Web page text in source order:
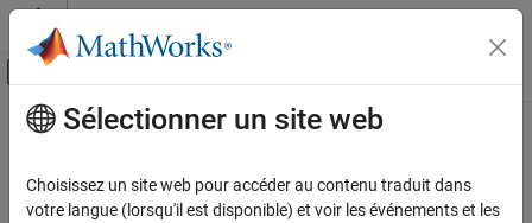
Passer au contenu
Activer/désactiver l'affichage du menu
Accueil de la documentation
Contenu principal
Sélectionner un site web
Choisissez un site web pour accéder au contenu traduit dans
votre langue (lorsqu'il est disponible) et voir les événements et les